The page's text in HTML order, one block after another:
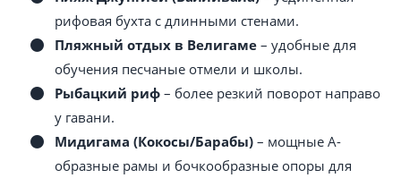
рифовая бухта с длинными стенами.
Пляжный отдых в Велигаме – удобные для
обучения песчаные отмели и школы.
Рыбацкий риф – более резкий поворот направо
у гавани.
Мидигама (Кокосы/Барабы) – мощные А-
образные рамы и бочкообразные опоры для